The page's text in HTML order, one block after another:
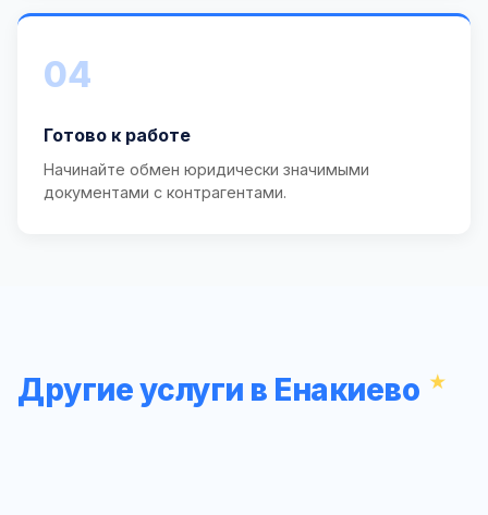
04
Готово к работе
Начинайте обмен юридически значимыми
документами с контрагентами.
Другие услуги в Енакиево